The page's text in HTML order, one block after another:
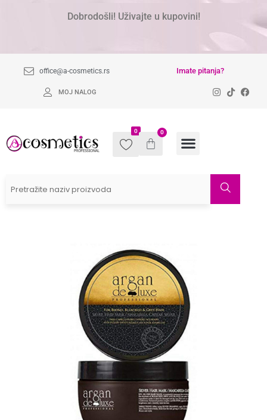
Dobrodošli! Uživajte u kupovini!
office@a-cosmetics.rs Imate pitanja?
MOJ NALOG
0 0